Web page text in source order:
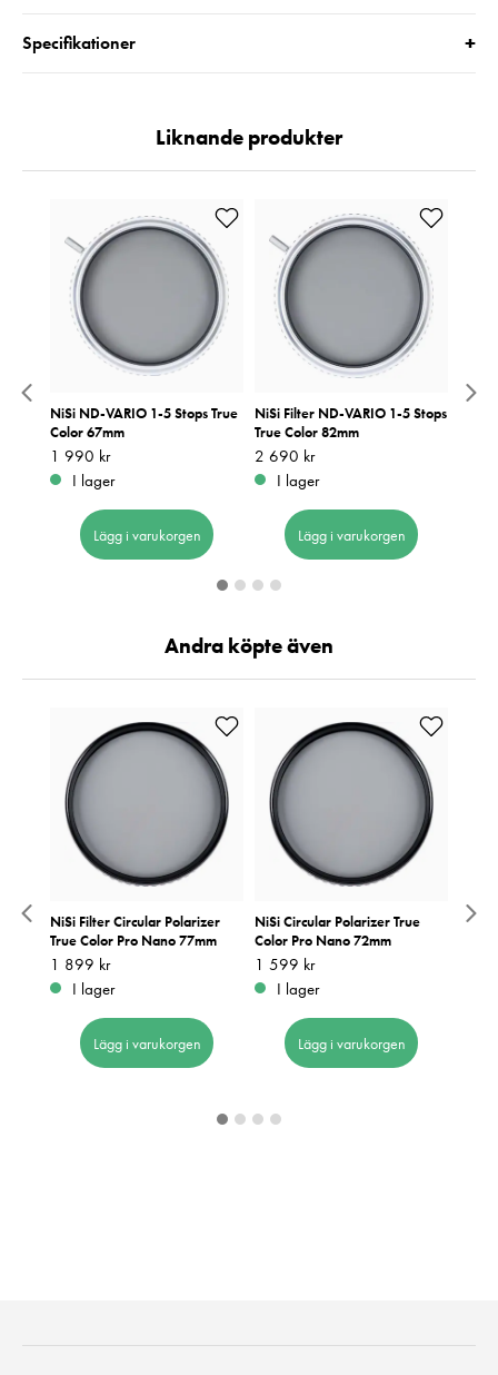
Specifikationer +
Liknande produkter
NiSi ND-VARIO 1-5 Stops True
Color 67mm
Pris:1 990 kr
1 990 kr
I lager
Lägg i varukorgen
NiSi Filter ND-VARIO 1-5 Stops
True Color 82mm
Pris:2 690 kr
2 690 kr
I lager
Lägg i varukorgen
Andra köpte även
NiSi Filter Circular Polarizer
True Color Pro Nano 77mm
Pris:1 899 kr
1 899 kr
I lager
Lägg i varukorgen
NiSi Circular Polarizer True
Color Pro Nano 72mm
Pris:1 599 kr
1 599 kr
I lager
Lägg i varukorgen
NiSi